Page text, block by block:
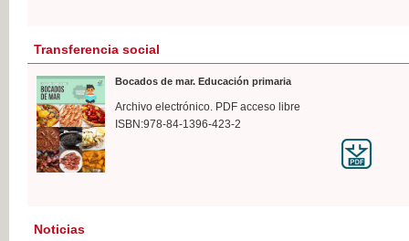
Transferencia social
Bocados de mar. Educación primaria
Archivo electrónico. PDF acceso libre
ISBN:978-84-1396-423-2
Noticias